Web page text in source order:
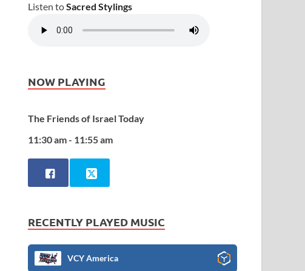
Listen toSacred Stylings
NOW PLAYING
The Friends of Israel Today
11:30 am - 11:55 am
RECENTLY PLAYED MUSIC
VCY America